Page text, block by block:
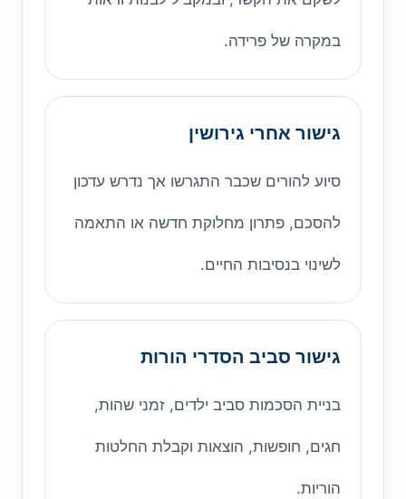
במקרה של פרידה.
גישור אחרי גירושין
סיוע להורים שכבר התגרשו אך נדרש עדכון
להסכם, פתרון מחלוקת חדשה או התאמה
לשינוי בנסיבות החיים.
גישור סביב הסדרי הורות
בניית הסכמות סביב ילדים, זמני שהות,
חגים, חופשות, הוצאות וקבלת החלטות
הוריות.